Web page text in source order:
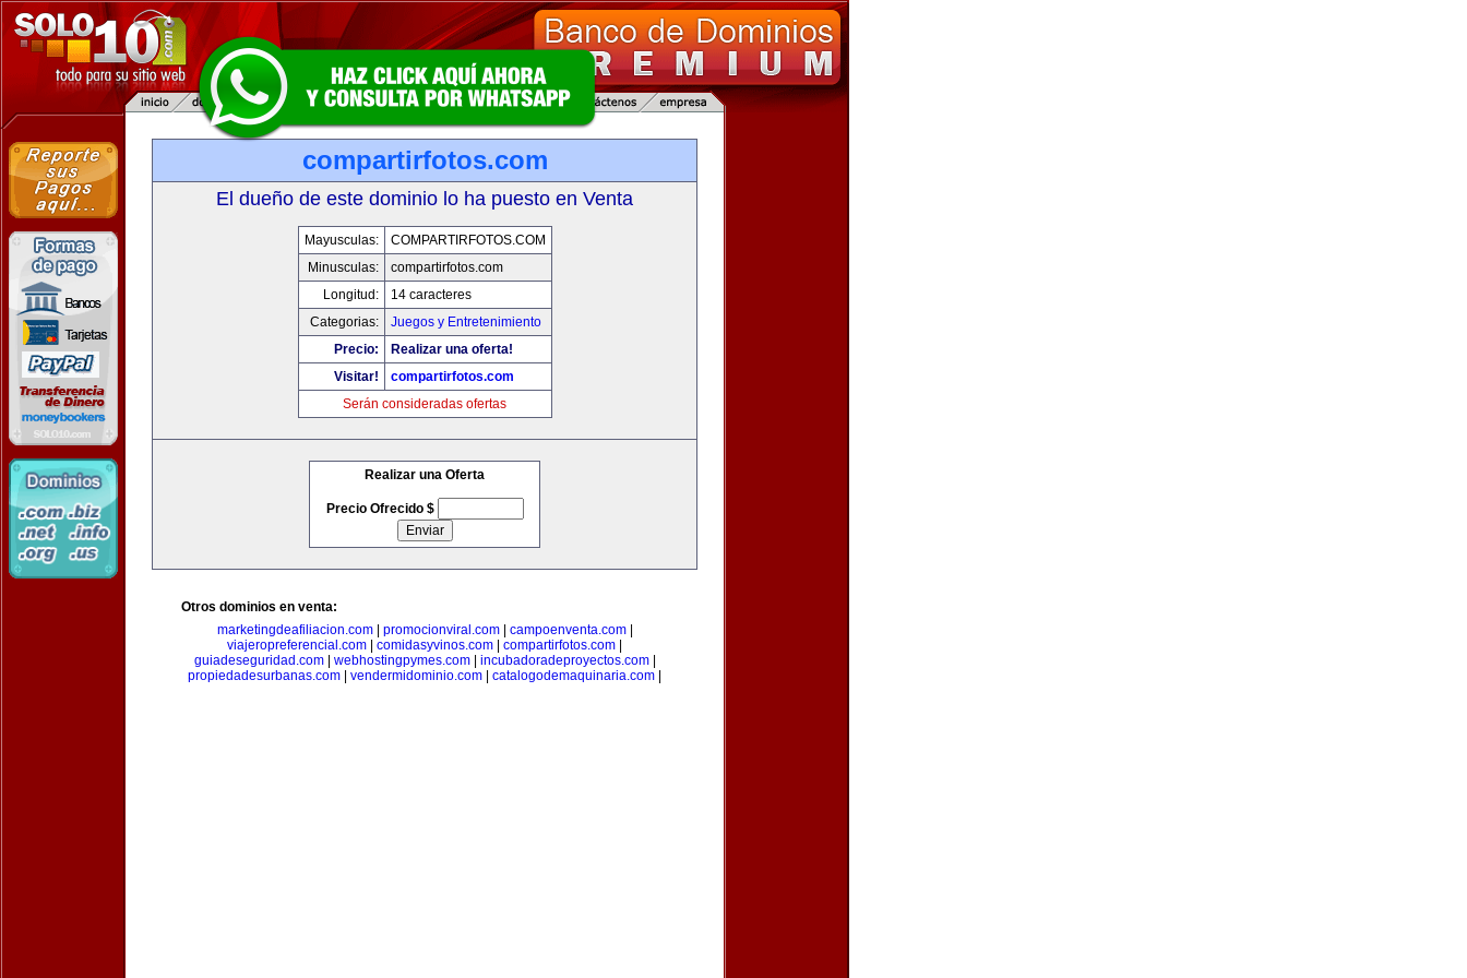
compartirfotos.com
El dueño de este dominio lo ha puesto en Venta
Mayusculas:
COMPARTIRFOTOS.COM
Minusculas:
compartirfotos.com
Longitud:
14 caracteres
Categorias:
Juegos y Entretenimiento
Precio:
Realizar una oferta!
Visitar!
compartirfotos.com
Serán consideradas ofertas
Realizar una Oferta
Precio Ofrecido $
Otros dominios en venta:
marketingdeafiliacion.com| promocionviral.com| campoenventa.com|
viajeropreferencial.com
comidasyvinos.com compartirfotos.com
guiadeseguridad.com| webhostingpymes.com| incubadoradeproyectos.com|
propiedadesurbanas.com
vendermidominio.com catalogodemaquinaria.com